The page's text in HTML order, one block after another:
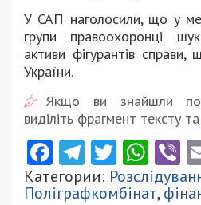
У САП наголосили, що у
групи правоохоронці
активи фігурантів
України.
Якщо ви знайшли
виділіть фрагмент тексту
Facebook
Telegram
Twitter
Категории:
Поліграфкомбінат,